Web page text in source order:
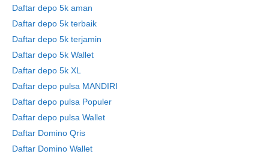
Daftar depo 5k aman
Daftar depo 5k terbaik
Daftar depo 5k terjamin
Daftar depo 5k Wallet
Daftar depo 5k XL
Daftar depo pulsa MANDIRI
Daftar depo pulsa Populer
Daftar depo pulsa Wallet
Daftar Domino Qris
Daftar Domino Wallet